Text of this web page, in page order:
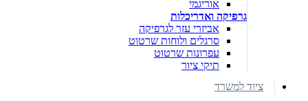
אוריגמי
גרפיקה ואדריכלות
אביזרי עזר לגרפיקה
סרגלים ולוחות שרטוט
עפרונות שרטוט
תיקי ציור
ציוד למשרד